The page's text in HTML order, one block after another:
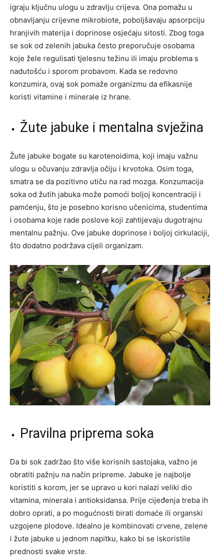
igraju ključnu ulogu u zdravlju crijeva. Ona pomažu u
obnavljanju crijevne mikrobiote, poboljšavaju apsorpciju
hranjivih materija i doprinose osjećaju sitosti. Zbog toga
se sok od zelenih jabuka često preporučuje osobama
koje žele regulisati tjelesnu težinu ili imaju problema s
nadutošću i sporom probavom. Kada se redovno
konzumira, ovaj sok pomaže organizmu da efikasnije
koristi vitamine i minerale iz hrane.
Žute jabuke i mentalna svježina
Žute jabuke bogate su karotenoidima, koji imaju važnu
ulogu u očuvanju zdravlja očiju i krvotoka. Osim toga,
smatra se da pozitivno utiču na rad mozga. Konzumacija
soka od žutih jabuka može pomoći boljoj koncentraciji i
pamćenju, što je posebno korisno učenicima, studentima
i osobama koje rade poslove koji zahtijevaju dugotrajnu
mentalnu pažnju. Ove jabuke doprinose i boljoj cirkulaciji,
što dodatno podržava cijeli organizam.
Pravilna priprema soka
Da bi sok zadržao što više korisnih sastojaka, važno je
obratiti pažnju na način pripreme. Jabuke je najbolje
koristiti s korom, jer se upravo u kori nalazi veliki dio
vitamina, minerala i antioksidansa. Prije cijeđenja treba ih
dobro oprati, a po mogućnosti birati domaće ili organski
uzgojene plodove. Idealno je kombinovati crvene, zelene
i žute jabuke u jednom napitku, kako bi se iskoristile
prednosti svake vrste.